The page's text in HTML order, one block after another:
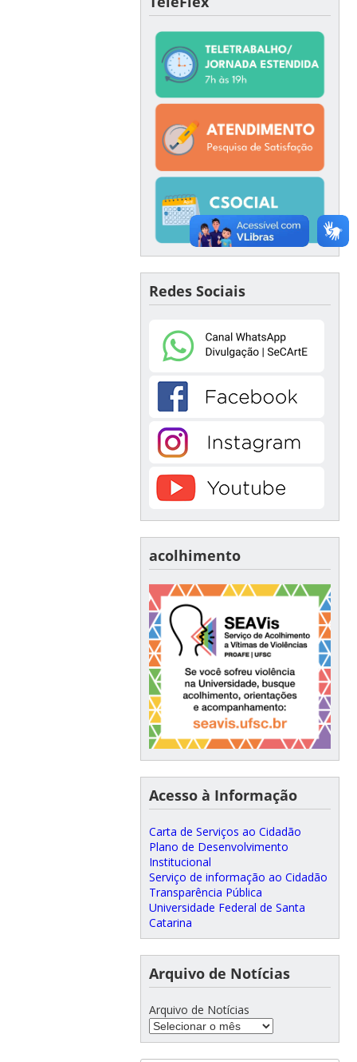
Redes Sociais
acolhimento
Acesso à Informação
Carta de Serviços ao Cidadão
Plano de Desenvolvimento
Institucional
Serviço de informação ao Cidadão
Transparência Pública
Universidade Federal de Santa
Catarina
Arquivo de Notícias
Arquivo de Notícias